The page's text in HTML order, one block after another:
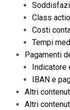
Class
Costi
Tempi
Pagamenti
IBAN e
Altri
Altri